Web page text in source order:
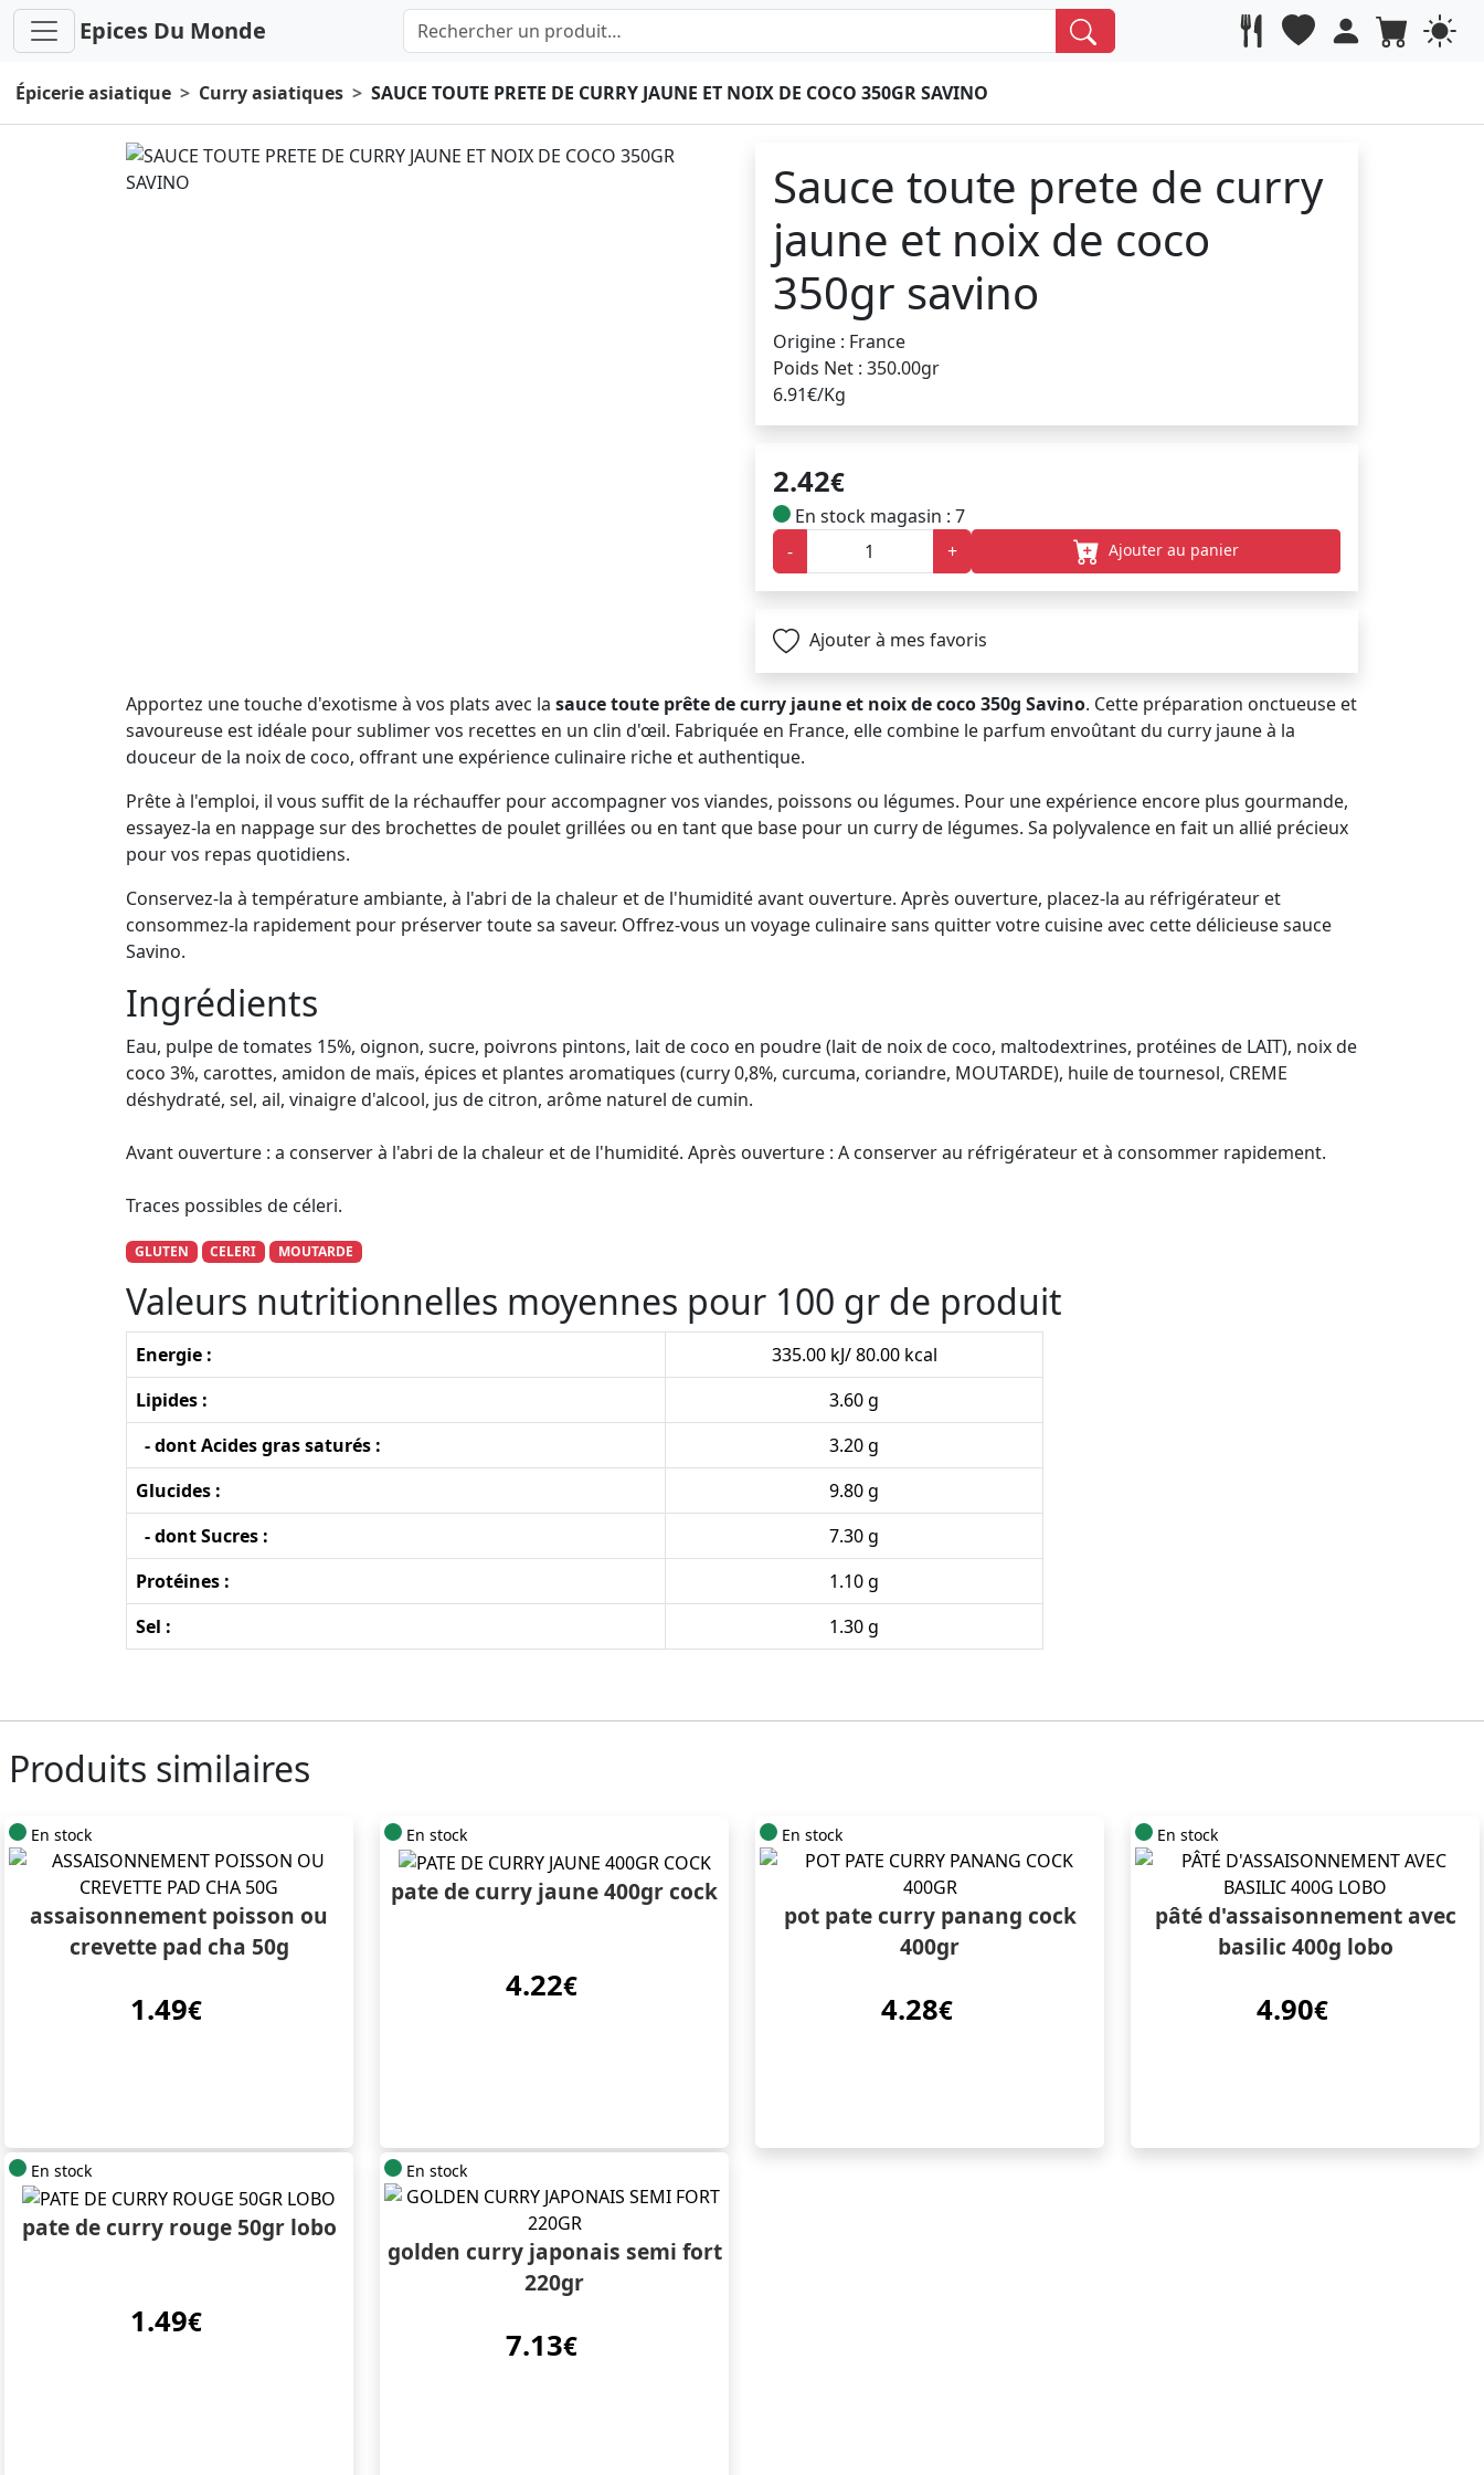
Epices Du Monde
Épicerie asiatique Curry asiatiques SAUCE TOUTE PRETE DE CURRY JAUNE ET NOIX DE COCO 350GR SAVINO
Sauce toute prete de curry
jaune et noix de coco
350gr savino
Origine : France
Poids Net : 350.00gr
6.91€/Kg
2.42€
En stock magasin : 7
-
+ Ajouter au panier
Ajouter à mes favoris
Apportez une touche d'exotisme à vos plats avec la sauce toute prête de curry jaune et noix de coco 350g Savino. Cette préparation onctueuse et
savoureuse est idéale pour sublimer vos recettes en un clin d'œil. Fabriquée en France, elle combine le parfum envoûtant du curry jaune à la
douceur de la noix de coco, offrant une expérience culinaire riche et authentique.
Prête à l'emploi, il vous suffit de la réchauffer pour accompagner vos viandes, poissons ou légumes. Pour une expérience encore plus gourmande,
essayez-la en nappage sur des brochettes de poulet grillées ou en tant que base pour un curry de légumes. Sa polyvalence en fait un allié précieux
pour vos repas quotidiens.
Conservez-la à température ambiante, à l'abri de la chaleur et de l'humidité avant ouverture. Après ouverture, placez-la au réfrigérateur et
consommez-la rapidement pour préserver toute sa saveur. Offrez-vous un voyage culinaire sans quitter votre cuisine avec cette délicieuse sauce
Savino.
Ingrédients
Eau, pulpe de tomates 15%, oignon, sucre, poivrons pintons, lait de coco en poudre (lait de noix de coco, maltodextrines, protéines de LAIT), noix de
coco 3%, carottes, amidon de maïs, épices et plantes aromatiques (curry 0,8%, curcuma, coriandre, MOUTARDE), huile de tournesol, CREME
déshydraté, sel, ail, vinaigre d'alcool, jus de citron, arôme naturel de cumin.
Avant ouverture : a conserver à l'abri de la chaleur et de l'humidité. Après ouverture : A conserver au réfrigérateur et à consommer rapidement.
Traces possibles de céleri.
GLUTEN CELERI MOUTARDE
Valeurs nutritionnelles moyennes pour 100 gr de produit
Energie :
335.00 kJ/ 80.00 kcal
Lipides :
3.60 g
- dont Acides gras saturés :
3.20 g
Glucides :
9.80 g
- dont Sucres :
7.30 g
Protéines :
1.10 g
Sel :
1.30 g
Produits similaires
En stock
assaisonnement poisson ou
crevette pad cha 50g
1.49€
En stock
pate de curry jaune 400gr cock
4.22€
En stock
pot pate curry panang cock
400gr
4.28€
En stock
pâté d'assaisonnement avec
basilic 400g lobo
4.90€
En stock
pate de curry rouge 50gr lobo
1.49€
En stock
golden curry japonais semi fort
220gr
7.13€